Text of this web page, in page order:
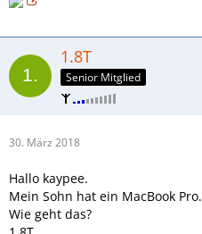
1.8T
Senior Mitglied
30. März 2018
Hallo kaypee.
Mein Sohn hat ein MacBook Pro.
Wie geht das?